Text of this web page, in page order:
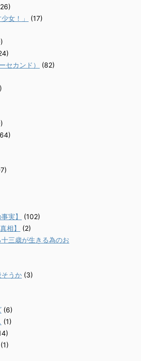
女！」
(17)
カンド）
(82)
実】
(102)
相】
(2)
三歳が生きる為のお
そうか (3)
(6)
(1)
(1)